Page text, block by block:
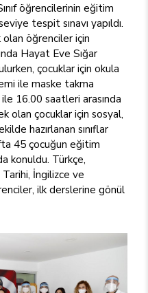
öğrencilerinin eğitim
tespit sınavı yapıldı.
öğrenciler için
Hayat Eve Sığar
çocuklar için okula
ile maske takma
16.00 saatleri arasında
olan çocuklar için sosyal,
hazırlanan sınıflar
45 çocuğun eğitim
konuldu. Türkçe,
İngilizce ve
ilk derslerine gönül